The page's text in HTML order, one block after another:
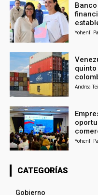
Yohenli
Andrea
Yohenli
CATEGORÍAS
Gobierno